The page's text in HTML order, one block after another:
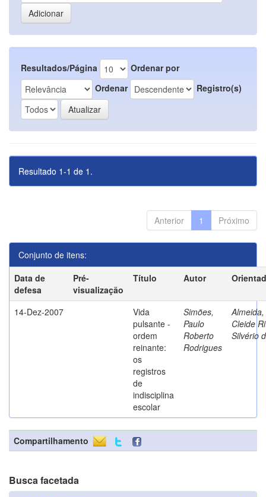
Resultados/Página
Ordenar por
Ordenar
Registro(s)
Resultado 1-1 de 1.
Anterior 1 Próximo
Conjunto de itens:
Data de
defesa
Pré-
visualização
Título Autor
14-Dez-2007
Vida
pulsante -
ordem
reinante:
os
registros
de
indisciplina
escolar
Simões,
Paulo
Roberto
Rodrigues
Almeida,
Cleide
Silvério
Compartilhamento
Busca facetada